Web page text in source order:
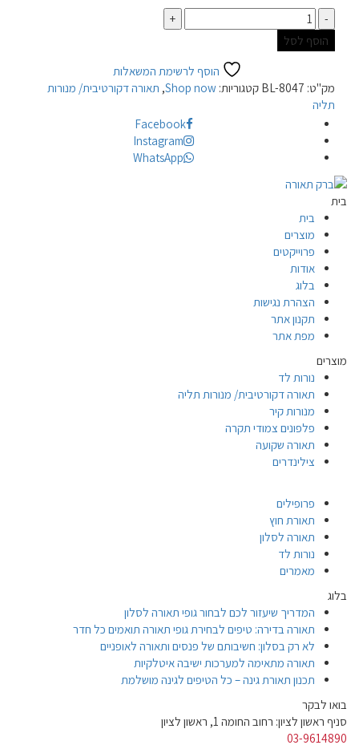
כמות
הוסף לסל
הוסף לרשימת המשאלות
מק"ט: BL-8047 קטגוריות: Shop now
, תאורה דקורטיבית/ מנורות
תליה
Facebook
Instagram
WhatsApp
בית
בית
מוצרים
פרוייקטים
אודות
בלוג
הצהרת נגישות
תקנון אתר
מפת אתר
מוצרים
נורות לד
תאורה דקורטיבית/ מנורות תליה
מנורות קיר
פלפונים צמודי תקרה
תאורה שקועה
צילינדרים
פרופילים
תאורת חוץ
תאורה לסלון
נורות לד
מאמרים
בלוג
המדריך שיעזור לכם לבחור גופי תאורה לסלון
תאורה בדירה: טיפים לבחירת גופי תאורה תואמים כל חדר
לא רק בסלון: חשיבותם של פנסים ותאורה לאופניים
תאורה מתאימה למערכות ישיבה איטלקיות
תכנון תאורת גינה – כל הטיפים לגינה מושלמת
בואו לבקר
סניף ראשון לציון: רחוב החומה 1, ראשון לציון
03-9614890